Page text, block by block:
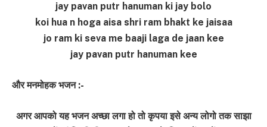
jay pavan putr hanuman ki jay bolo
koi hua n hoga aisa shri ram bhakt ke jaisaa
jo ram ki seva me baaji laga de jaan kee
jay pavan putr hanuman kee
और मनमोहक भजन :-
अगर आपको यह भजन अच्छा लगा हो तो कृपया इसे अन्य लोगो तक साझा